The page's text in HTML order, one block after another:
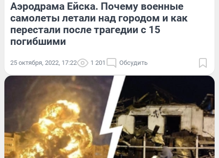
Аэродрама Ейска. Почему военные
самолеты летали над городом и как
перестали после трагедии с 15
погибшими
25 октября, 2022, 17:22 1 201 Обсудить